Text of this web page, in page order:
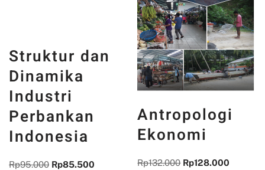
Struktur dan
Dinamika
Industri
Perbankan
Indonesia
Rp95.000 Rp85.500
Antropologi
Ekonomi
Rp132.000 Rp128.000